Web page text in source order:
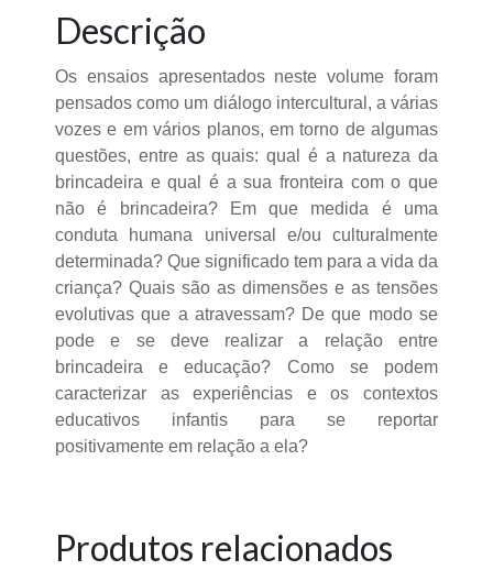
Descrição
Os ensaios apresentados neste volume foram
pensados como um diálogo intercultural, a várias
vozes e em vários planos, em torno de algumas
questões, entre as quais: qual é a natureza da
brincadeira e qual é a sua fronteira com o que
não é brincadeira? Em que medida é uma
conduta humana universal e/ou culturalmente
determinada? Que significado tem para a vida da
criança? Quais são as dimensões e as tensões
evolutivas que a atravessam? De que modo se
pode e se deve realizar a relação entre
brincadeira e educação? Como se podem
caracterizar as experiências e os contextos
educativos infantis para se reportar
positivamente em relação a ela?
Produtos relacionados